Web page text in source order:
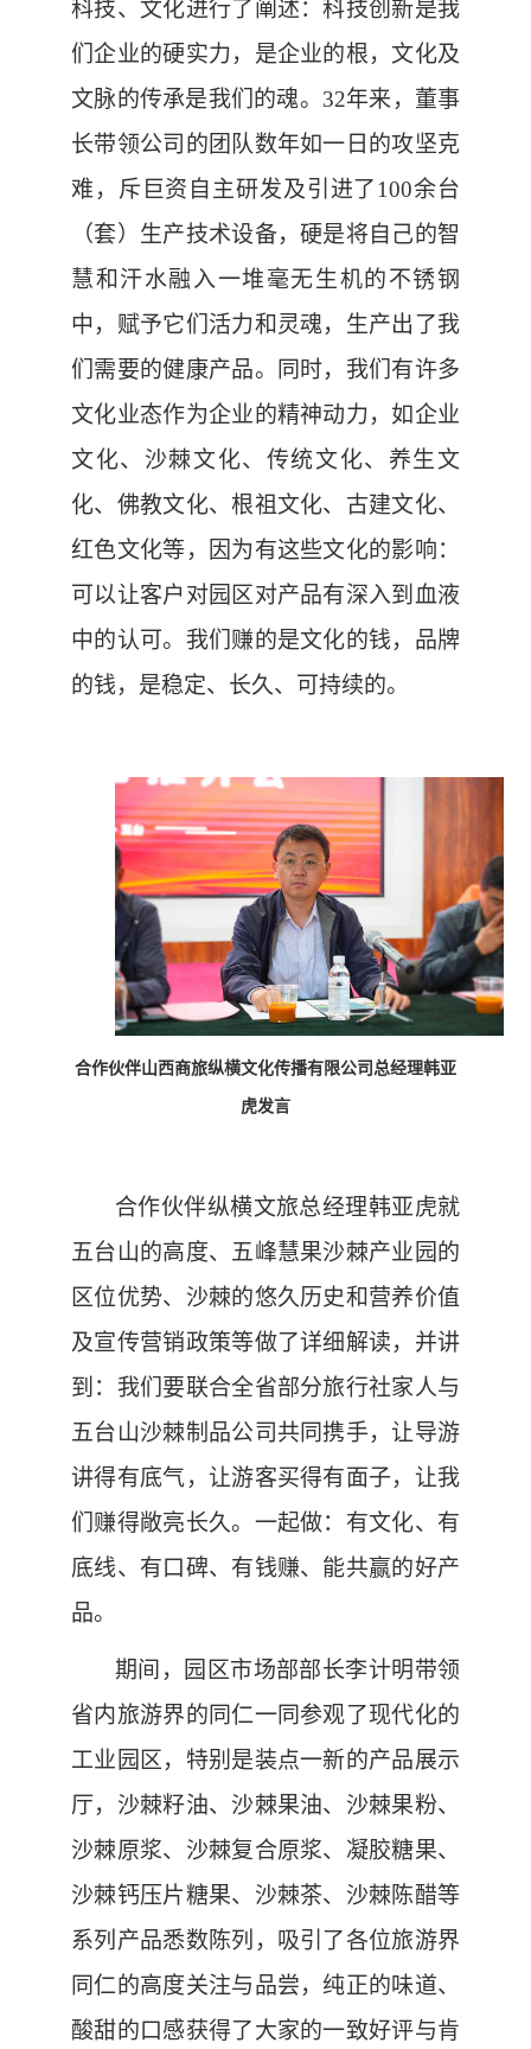
科技、文化进行了阐述：科技创新是我
们企业的硬实力，是企业的根，文化及
文脉的传承是我们的魂。 32年来，董事
长带领公司的团队数年如一日的攻坚克
难，斥巨资自主研发及引进了100余台
（套）生产技术设备，硬是将自己的智
慧和汗水融入一堆毫无生机的不锈钢
中，赋予它们活力和灵魂，生产出了我
们需要的健康产品。同时，我们有许多
文化业态作为企业的精神动力，如企业
文化、沙棘文化、传统文化、养生文
化、佛教文化、根祖文化、古建文化、
红色文化等，因为有这些文化的影响：
可以让客户对园区对产品有深入到血液
中的认可。我们赚的是文化的钱，品牌
的钱，是稳定、长久、可持续的。
合作伙伴山西商旅纵横文化传播有限公司总经理韩亚
虎发言
合作伙伴纵横文旅总经理韩亚虎就
五台山的高度、五峰慧果沙棘产业园的
区位优势、沙棘的悠久历史和营养价值
及宣传营销政策等做了详细解读，并讲
到：我们要联合全省部分旅行社家人与
五台山沙棘制品公司共同携手，让导游
讲得有底气，让游客买得有面子，让我
们赚得敞亮长久。一起做：有文化、有
底线、有口碑、有钱赚、能共赢的好产
品。
期间，园区市场部部长李计明带领
省内旅游界的同仁一同参观了现代化的
工业园区，特别是装点一新的产品展示
厅，沙棘籽油、沙棘果油、沙棘果粉、
沙棘原浆、沙棘复合原浆、凝胶糖果、
沙棘钙压片糖果、沙棘茶、沙棘陈醋等
系列产品悉数陈列，吸引了各位旅游界
同仁的高度关注与品尝，纯正的味道、
酸甜的口感获得了大家的一致好评与肯